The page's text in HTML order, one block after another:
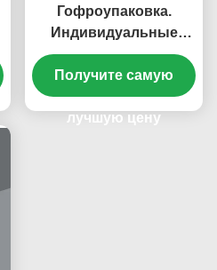
Гофроупаковка.
Индивидуальные
гофрокартонные
коробки высокой
прочности
Получите самую
лучшую цену